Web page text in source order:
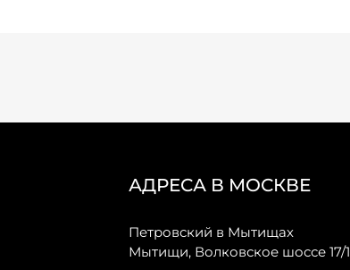
АДРЕСА В МОСКВЕ
Петровский в Мытищах
Мытищи, Волковское шоссе 17/1